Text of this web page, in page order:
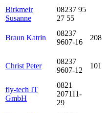
Birkmeir
Susanne
08237 95
27 55
Braun Katrin
08237
9607-16
208
Christ Peter
08237
9607-12
101
fly-tech IT
GmbH
0821
207111-
29